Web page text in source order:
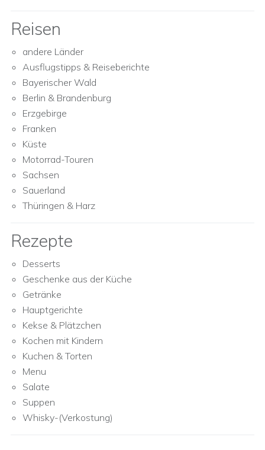
Reisen
andere Länder
Ausflugstipps & Reiseberichte
Bayerischer Wald
Berlin & Brandenburg
Erzgebirge
Franken
Küste
Motorrad-Touren
Sachsen
Sauerland
Thüringen & Harz
Rezepte
Desserts
Geschenke aus der Küche
Getränke
Hauptgerichte
Kekse & Plätzchen
Kochen mit Kindern
Kuchen & Torten
Menu
Salate
Suppen
Whisky-(Verkostung)